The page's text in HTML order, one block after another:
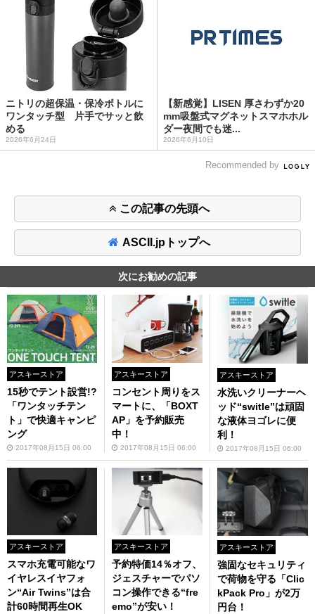
ニトリの超保温・保冷ボトルに
ワンタッチ型 片手でサッと飲
める
2026年6月24日
【新感覚】LISEN 厚さわずか20
mm吸盤式マグネットスマホホル
ダー夜間でも迷...
2026年6月10日
Recommended by
この記事の先頭へ
ASCII.jpトップへ
次にお勧めの記事
アスキーストア
15秒でテント設営!?
「ワンタッチテン
ト」で快適キャンピ
ング
2017年08月15日 06:00
アスキーストア
コンセント周りをス
マートに、「BOXT
AP」を予約販売
中！
2017年08月15日 06:00
アスキーストア
水洗いクリーナーヘ
ッド“switle”は頑固
な液体ヨゴレに便
利！
2017年08月15日 06:00
アスキーストア
スマホ充電可能なワ
イヤレスイヤフォ
ン“Air Twins”は合
計60時間再生OK
アスキーストア
予約特価14％オフ、
ジェスチャーでパソ
コン操作できる“fre
emo”が安い！
アスキーストア
強固なセキュリティ
で荷物を守る「Clic
kPack Pro」が2万
円台！